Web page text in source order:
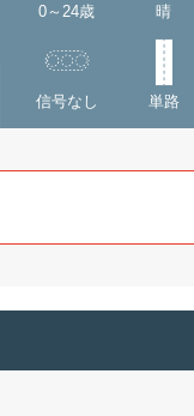
0～24歳 晴
信号なし 単路